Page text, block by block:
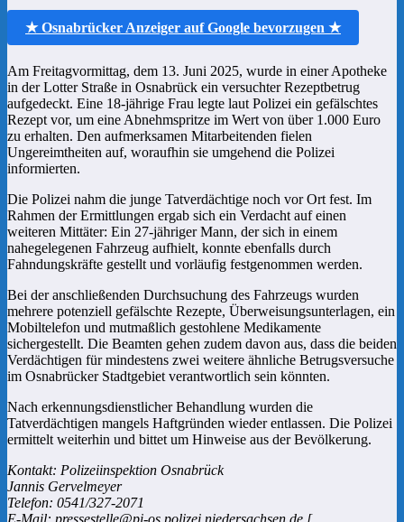
★ Osnabrücker Anzeiger auf Google bevorzugen ★
Am Freitagvormittag, dem 13. Juni 2025, wurde in einer Apotheke
in der Lotter Straße in Osnabrück ein versuchter Rezeptbetrug
aufgedeckt. Eine 18-jährige Frau legte laut Polizei ein gefälschtes
Rezept vor, um eine Abnehmspritze im Wert von über 1.000 Euro
zu erhalten. Den aufmerksamen Mitarbeitenden fielen
Ungereimtheiten auf, woraufhin sie umgehend die Polizei
informierten.
Die Polizei nahm die junge Tatverdächtige noch vor Ort fest. Im
Rahmen der Ermittlungen ergab sich ein Verdacht auf einen
weiteren Mittäter: Ein 27-jähriger Mann, der sich in einem
nahegelegenen Fahrzeug aufhielt, konnte ebenfalls durch
Fahndungskräfte gestellt und vorläufig festgenommen werden.
Bei der anschließenden Durchsuchung des Fahrzeugs wurden
mehrere potenziell gefälschte Rezepte, Überweisungsunterlagen, ein
Mobiltelefon und mutmaßlich gestohlene Medikamente
sichergestellt. Die Beamten gehen zudem davon aus, dass die beiden
Verdächtigen für mindestens zwei weitere ähnliche Betrugsversuche
im Osnabrücker Stadtgebiet verantwortlich sein könnten.
Nach erkennungsdienstlicher Behandlung wurden die
Tatverdächtigen mangels Haftgründen wieder entlassen. Die Polizei
ermittelt weiterhin und bittet um Hinweise aus der Bevölkerung.
Kontakt: Polizeiinspektion Osnabrück
Jannis Gervelmeyer
Telefon: 0541/327-2071
E-Mail: pressestelle@pi-os.polizei.niedersachsen.de [